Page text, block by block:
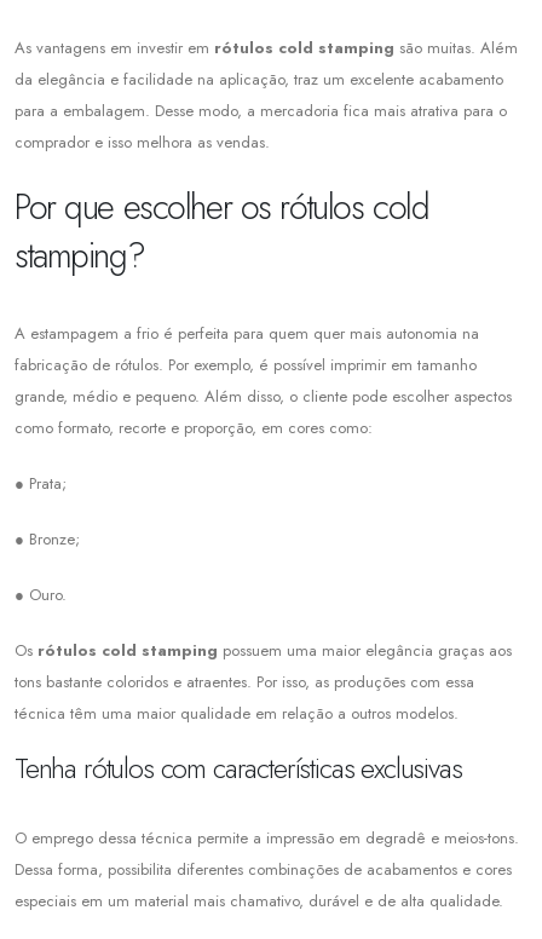
As vantagens em investir em rótulos cold stamping são muitas. Além
da elegância e facilidade na aplicação, traz um excelente acabamento
para a embalagem. Desse modo, a mercadoria fica mais atrativa para o
comprador e isso melhora as vendas.
Por que escolher os rótulos cold
stamping?
A estampagem a frio é perfeita para quem quer mais autonomia na
fabricação de rótulos. Por exemplo, é possível imprimir em tamanho
grande, médio e pequeno. Além disso, o cliente pode escolher aspectos
como formato, recorte e proporção, em cores como:
● Prata;
● Bronze;
● Ouro.
Os rótulos cold stamping possuem uma maior elegância graças aos
tons bastante coloridos e atraentes. Por isso, as produções com essa
técnica têm uma maior qualidade em relação a outros modelos.
Tenha rótulos com características exclusivas
O emprego dessa técnica permite a impressão em degradê e meios-tons.
Dessa forma, possibilita diferentes combinações de acabamentos e cores
especiais em um material mais chamativo, durável e de alta qualidade.